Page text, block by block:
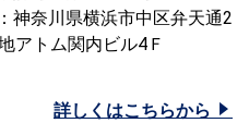
神奈川県横浜市中区弁天通2
アトム関内ビル4Ｆ
詳しくはこちらから